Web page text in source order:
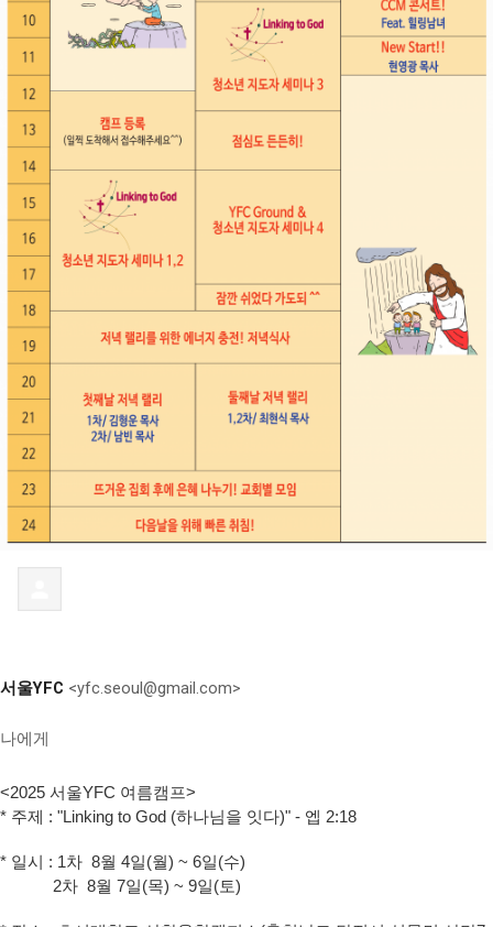
서울YFC <yfc.seoul@gmail.com>
나에게
<2025 서울YFC 여름캠프>
* 주제 : "Linking to God (하나님을 잇다)" - 엡 2:18
* 일시 : 1차 8월 4일(월) ~ 6일(수)
2차 8월 7일(목) ~ 9일(토)